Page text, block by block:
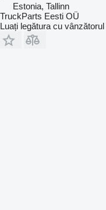
Estonia, Tallinn
TruckParts Eesti OÜ
Luați legătura cu vânzătorul